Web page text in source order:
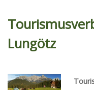
Lungötz